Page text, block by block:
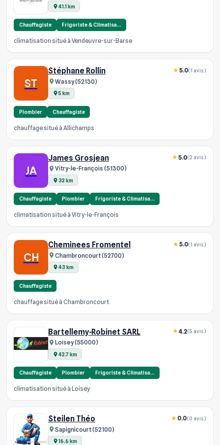
41.1 km
Chauffagiste Frigoriste & Climatisa…
climatisation situé à Vendeuvre-sur-Barse
ST
Stéphane Rollin
Wassy (52130)
5 km
5.0(1 avis)
Plombier Chauffagiste
chauffage situé à Allichamps
JA
James Grosjean
Vitry-le-François (51300)
32 km
5.0(2 avis)
Chauffagiste Plombier Frigoriste & Climatisa…
climatisation situé à Vitry-le-François
CH
Cheminees Fromentel
Chambroncourt (52700)
43 km
5.0(1 avis)
Chauffagiste
chauffage situé à Chambroncourt
Bartellemy-Robinet SARL
Loisey (55000)
42.7 km
4.2(5 avis)
Chauffagiste Plombier Frigoriste & Climatisa…
climatisation situé à Loisey
Steilen Théo
Sapignicourt (52100)
16.6 km
0.0(0 avis)